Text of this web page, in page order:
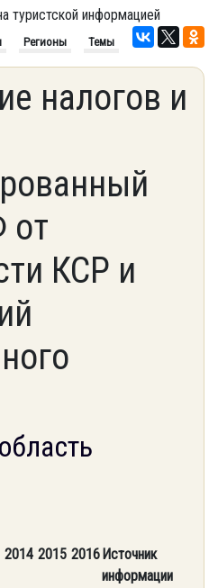
туристской информацией
Регионы Темы
налогов и
от
КСР и
2014 2015 2016 Источник
информации